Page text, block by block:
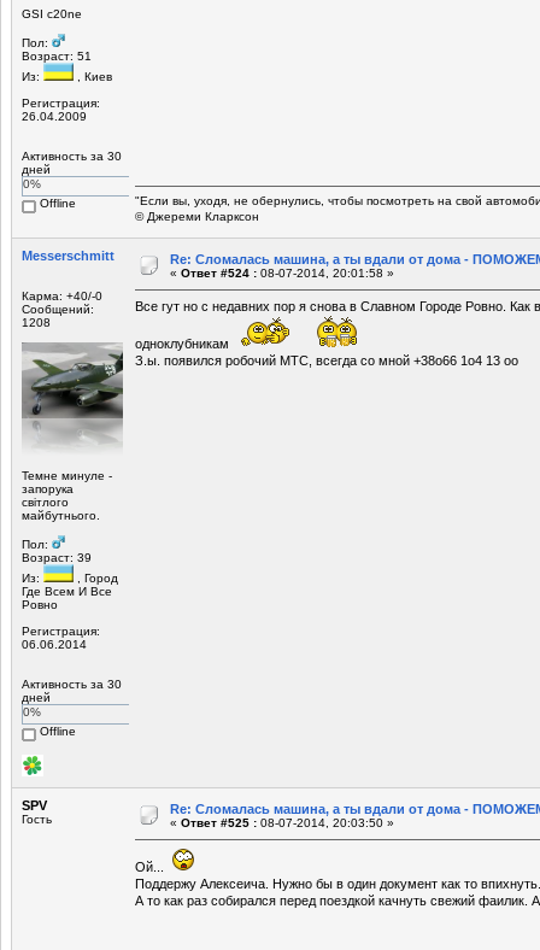
GSI c20ne
Пол:
Возраст: 51
Из:
, Киев
Регистрация:
26.04.2009
Активность за 30
дней
0%
Offline
"Если вы, уходя, не обернулись, чтобы посмотреть на свой
© Джереми Кларксон
Mеsserschmitt
Карма: +40/-0
Сообщений:
1208
Темне минуле -
запорука
світлого
майбутнього.
Пол:
Возраст: 39
Из:
, Город
Где Всем И Все
Ровно
Регистрация:
06.06.2014
Активность за 30
дней
0%
Offline
Re: Сломалась машина, а ты вдали от дома -
« Ответ #524 : 08-07-2014, 20:01:58 »
Все гут но с недавних пор я снова в Славном Городе Ровно. Как
одноклубникам
З.ы. появился робочий МТС, всегда со мной +38о66 1о4 13 оо
SPV
Гость
Re: Сломалась машина, а ты вдали от дома -
« Ответ #525 : 08-07-2014, 20:03:50 »
Ой...
Поддержу Алексеича. Нужно бы в один документ как то впихнуть.
А то как раз собирался перед поездкой качнуть свежий фаилик.